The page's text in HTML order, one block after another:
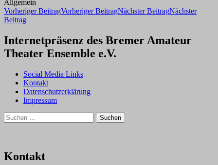
Allgemein
Beitragsnavigation
Vorheriger BeitragVorheriger BeitragNächster BeitragNächster
Beitrag
Internetpräsenz des Bremer Amateur
Theater Ensemble e.V.
Social Media Links
Kontakt
Datenschutzerklärung
Impressum
Suchen
nach:
Kontakt